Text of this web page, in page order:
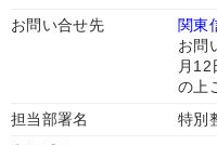
お問い合せ先
関東
お問
月
の上
担当部署名
特別